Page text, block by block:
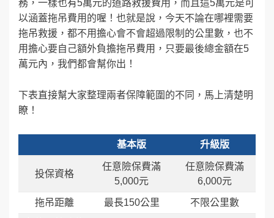
務，一樣也有5萬元的道路救援費用，而且這5萬元是可
以涵蓋拖吊費用的喔！也就是說，今天不論在哪裡需要
拖吊救援，都不用擔心會不會超過限制的公里數，也不
用擔心要自己額外負擔拖吊費用，只要最後總金額在5
萬元內，我們都會幫你出！
下表直接幫大家整理兩者保障範圍的不同，馬上清楚明
瞭！
基本版 升級版
投保資格
任意險保費滿
5,000元
任意險保費滿
6,000元
拖吊距離 最長150公里 不限公里數